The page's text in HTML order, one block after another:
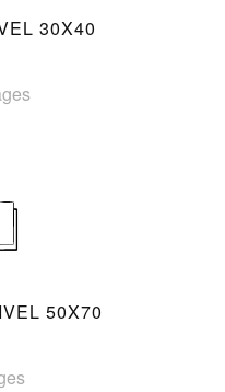
30X40
50X70